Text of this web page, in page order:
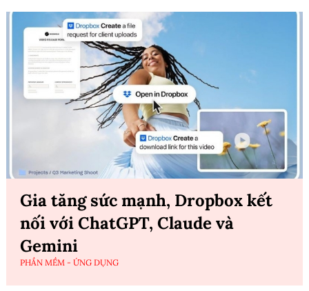
Gia tăng sức mạnh, Dropbox kết
nối với ChatGPT, Claude và
Gemini
PHẦN MỀM - ỨNG DỤNG